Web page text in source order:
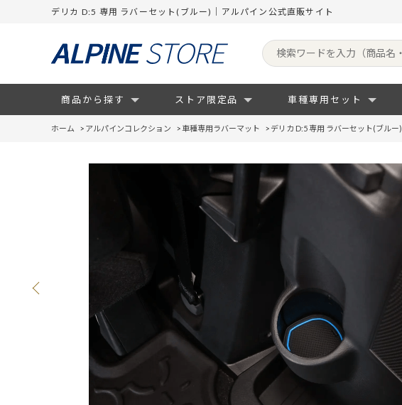
デリカ D:5 専用 ラバーセット(ブルー)｜アルパイン公式直販サイト
商品から探す ストア限定品 車種専用セット
ホーム > アルパインコレクション >車種専用ラバーマット > デリカ D:5 専用 ラバーセット(ブルー)